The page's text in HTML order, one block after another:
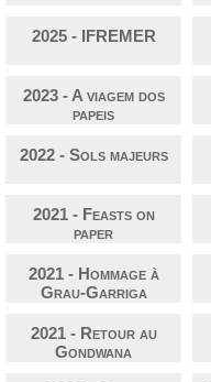
2025 - IFREMER
2023 - A viagem dos
papeis
2022 - Sols majeurs
2021 - Feasts on
paper
2021 - Hommage à
Grau-Garriga
2021 - Retour au
Gondwana